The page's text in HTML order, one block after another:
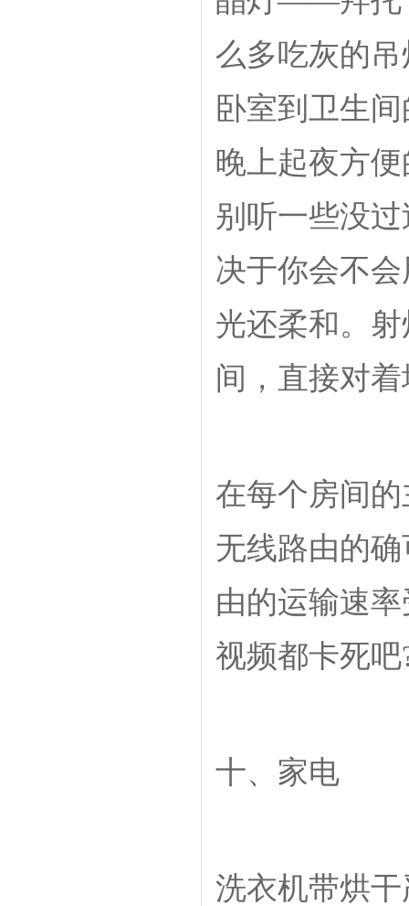
么多吃灰的
卧室到卫生
晚上起夜方
别听一些没
决于你会不
光还柔和。
间，直接对
在每个房间
无线路由的
由的运输速
视频都卡死吧
十、家电
洗衣机带烘